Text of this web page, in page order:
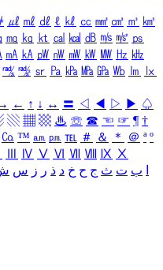
㎕ ㎖ ㎗ ℓ ㎘ ㏄ ㎣ ㎤ ㎥ ㎦
㎎ ㎏ ㏏ ㎈ ㎉ ㏈ ㎧ ㎨ ㎰
㎃ ㎄ ㎺ ㎻ ㎽ ㎾ ㎿ ㎐ ㎑
㎮ ㎯ ㏛ ㎩ ㎪ ㎫ ㎬ ㏝ ㏐
㏓
← ↑ ↓ ↔ 〓 ◁ ◀ ▷ ▶ ♤
▧ ▦ ▩ ♨ ☏ ☎ ☜ ☞ ¶ †
㏇ ™ ㏂ ㏘ ℡ ＃ ＆ ＊ ＠ ª º
Ⅳ Ⅴ Ⅵ Ⅶ Ⅷ Ⅸ Ⅹ
ب ت ث ج ح خ د ذ ر ز س